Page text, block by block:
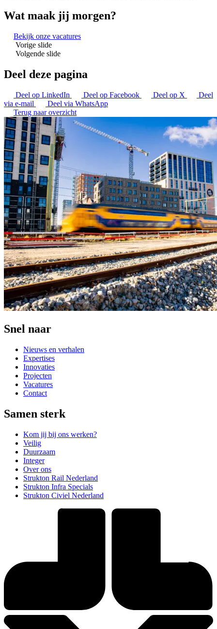
Wat maak jij morgen?
Bekijk onze vacatures
Vorige slide
Volgende slide
Deel deze pagina
Deel op LinkedIn Deel op Facebook Deel op X
Deel
via e-mail
Deel via WhatsApp
Terug naar overzicht
Snel naar
Nieuws en verhalen
Expertises
Innovaties
Projecten
Vacatures
Contact
Samen sterk
Kom jij bij ons werken?
Veilig
Duurzaam
Integer
Over ons
Strukton Rail Nederland
Strukton Infra Specials
Strukton Civiel Nederland